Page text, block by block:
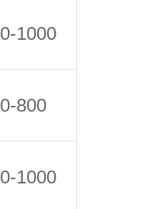
0-1000
0-800
0-1000